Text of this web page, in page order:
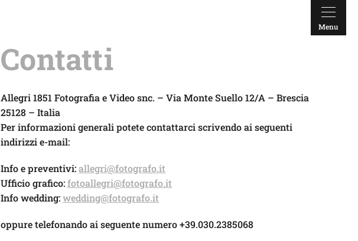
Menu
Contatti
Allegri 1851 Fotografia e Video snc. – Via Monte Suello 12/A – Brescia
25128 – Italia
Per informazioni generali potete contattarci scrivendo ai seguenti
indirizzi e-mail:
Info e preventivi:allegri@fotografo.it
Ufficio grafico:fotoallegri@fotografo.it
Info wedding:wedding@fotografo.it
oppure telefonando ai seguente numero +39.030.2385068